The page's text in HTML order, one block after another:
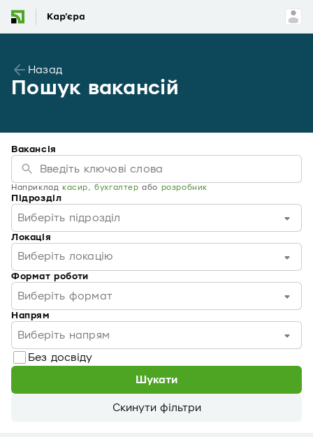
Назад
Пошук вакансій
Вакансія
Наприклад касир,бухгалтер або розробник
Підрозділ
Виберіть підрозділ
Локація
Виберіть локацію
Формат роботи
Виберіть формат
Напрям
Виберіть напрям
Без досвіду
Шукати
Скинути фільтри